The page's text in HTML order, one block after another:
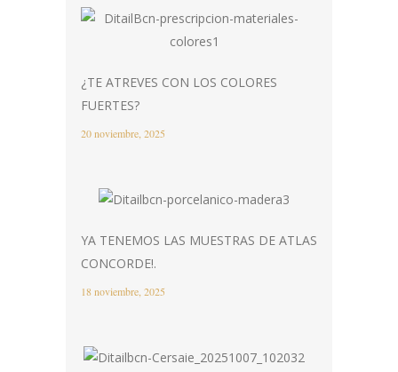
¿TE ATREVES CON LOS COLORES
FUERTES?
20 noviembre, 2025
YA TENEMOS LAS MUESTRAS DE ATLAS
CONCORDE!.
18 noviembre, 2025